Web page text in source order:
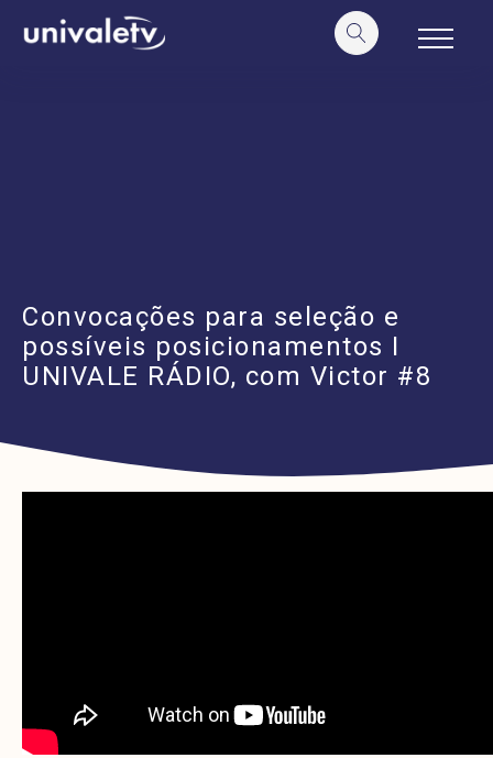
conteúdo
Convocações para seleção e
possíveis posicionamentos I
UNIVALE RÁDIO, com Victor #8